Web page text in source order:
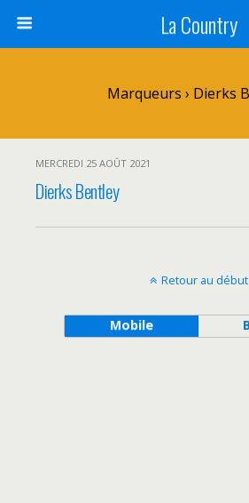
La Country
Marqueurs › Dierks
MERCREDI 25 AOÛT 2021
Dierks Bentley
Retour au début
Mobile